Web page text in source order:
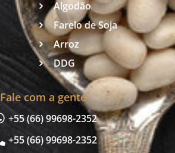
Algodão
Farelo de Soja
Arroz
DDG
Fale com a gente
+55 (66) 99698-2352
+55 (66) 99698-2352